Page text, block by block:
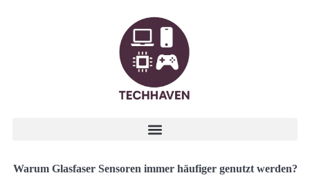
Warum Glasfaser Sensoren immer häufiger genutzt werden?